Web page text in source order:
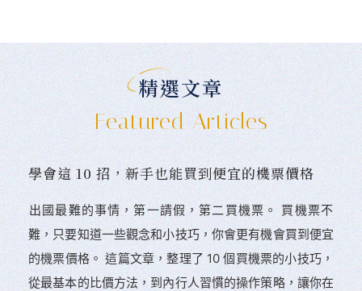
精選文章
Featured Articles
學會這 10 招，新手也能買到便宜的機票價格
󠀠出國最難的事情，第一請假，第二買機票。 󠀠買機票不
難，只要知道一些觀念和小技巧，你會更有機會買到便宜
的機票價格。 這篇文章，整理了 10 個買機票的小技巧，
從最基本的比價方法，到內行人習慣的操作策略，讓你在